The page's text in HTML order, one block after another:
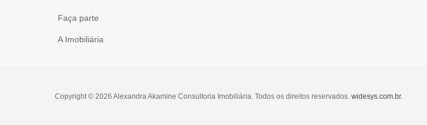
Faça parte
A Imobiliária
Copyright © 2026 Alexandra Akamine Consultoria Imobiliária. Todos os direitos reservados. widesys.com.br.